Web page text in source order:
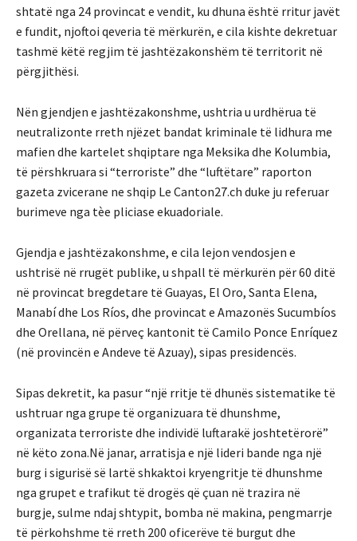
shtatë nga 24 provincat e vendit, ku dhuna është rritur javët
e fundit, njoftoi qeveria të mërkurën, e cila kishte dekretuar
tashmë këtë regjim të jashtëzakonshëm të territorit në
përgjithësi.
Nën gjendjen e jashtëzakonshme, ushtria u urdhërua të
neutralizonte rreth njëzet bandat kriminale të lidhura me
mafien dhe kartelet shqiptare nga Meksika dhe Kolumbia,
të përshkruara si “terroriste” dhe “luftëtare” raporton
gazeta zvicerane ne shqip Le Canton27.ch duke ju referuar
burimeve nga tèe pliciase ekuadoriale.
Gjendja e jashtëzakonshme, e cila lejon vendosjen e
ushtrisë në rrugët publike, u shpall të mërkurën për 60 ditë
në provincat bregdetare të Guayas, El Oro, Santa Elena,
Manabí dhe Los Ríos, dhe provincat e Amazonës Sucumbíos
dhe Orellana, në përveç kantonit të Camilo Ponce Enríquez
(në provincën e Andeve të Azuay), sipas presidencës.
Sipas dekretit, ka pasur “një rritje të dhunës sistematike të
ushtruar nga grupe të organizuara të dhunshme,
organizata terroriste dhe individë luftarakë joshtetërorë”
në këto zona.Në janar, arratisja e një lideri bande nga një
burg i sigurisë së lartë shkaktoi kryengritje të dhunshme
nga grupet e trafikut të drogës që çuan në trazira në
burgje, sulme ndaj shtypit, bomba në makina, pengmarrje
të përkohshme të rreth 200 oficerëve të burgut dhe